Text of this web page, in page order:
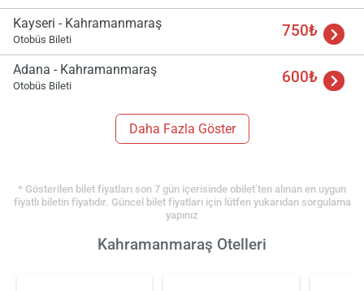
Kayseri - Kahramanmaraş
Otobüs Bileti 750₺
Adana - Kahramanmaraş
Otobüs Bileti 600₺
Daha Fazla Göster
* Gösterilen bilet fiyatları son 7 gün içerisinde obilet’ten alınan en uygun
fiyatlı biletin fiyatıdır. Güncel bilet fiyatları için lütfen yukarıdan sorgulama
yapınız
Kahramanmaraş Otelleri